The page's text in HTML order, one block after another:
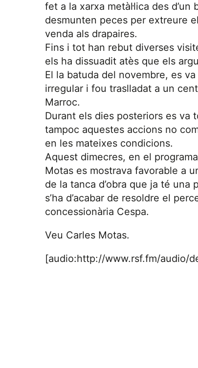
fet a la xarxa metàl·lica des
desmunten peces per extreure
venda als drapaires.
Fins i tot han rebut diverses
els ha dissuadit atès que els
El la batuda del novembre, es
irregular i fou traslladat a un
Marroc.
Durant els dies posteriors es va
tampoc aquestes accions no
en les mateixes condicions.
Aquest dimecres, en el
Motas es mostrava favorable a
de la tanca d’obra que ja té
s’ha d’acabar de resoldre el
concessionària Cespa.
Veu Carles Motas.
[audio:http://www.rsf.fm/audio/